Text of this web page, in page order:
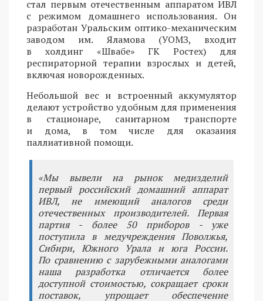
стал первым отечественным аппаратом ИВЛ
с режимом домашнего использования. Он
разработан Уральским оптико-механическим
заводом им. Яламова (УОМЗ, входит
в холдинг «Швабе» ГК Ростех) для
респираторной терапии взрослых и детей,
включая новорожденных.
Небольшой вес и встроенный аккумулятор
делают устройство удобным для применения
в стационаре, санитарном транспорте
и дома, в том числе для оказания
паллиативной помощи.
«Мы вывели на рынок медизделий
первый российский домашний аппарат
ИВЛ, не имеющий аналогов среди
отечественных производителей. Первая
партия - более 50 приборов - уже
поступила в медучреждения Поволжья,
Сибири, Южного Урала и юга России.
По сравнению с зарубежными аналогами
наша разработка отличается более
доступной стоимостью, сокращает сроки
поставок, упрощает обеспечение